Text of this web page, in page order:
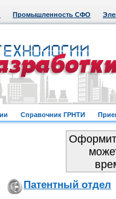
Промышленность СФО
Справочник ГРНТИ
Патентный отдел